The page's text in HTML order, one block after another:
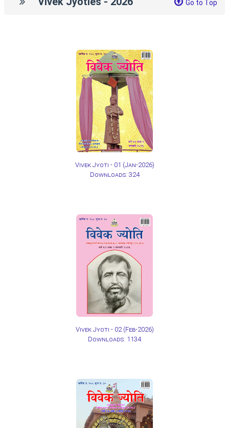
Go to Top
Vivek Jyoti - 01 (Jan-2026)
Downloads: 324
Vivek Jyoti - 02 (Feb-2026)
Downloads: 1134